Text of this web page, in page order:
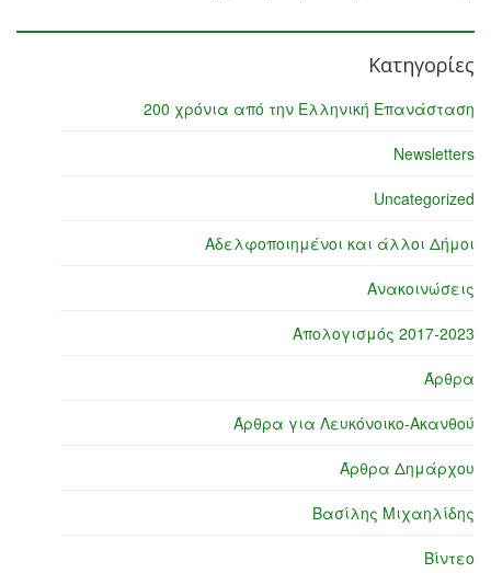
Κατηγορίες
200 χρόνια από την Ελληνική Επανάσταση
Newsletters
Uncategorized
Αδελφοποιημένοι και άλλοι Δήμοι
Ανακοινώσεις
Απολογισμός 2017-2023
Άρθρα
Άρθρα για Λευκόνοικο-Ακανθού
Άρθρα Δημάρχου
Βασίλης Μιχαηλίδης
Βίντεο